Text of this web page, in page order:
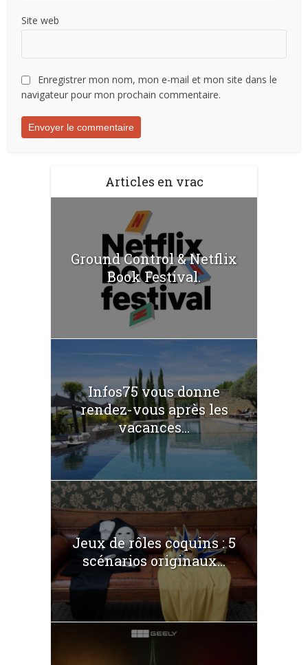
Site web
Enregistrer mon nom, mon e-mail et mon site dans le
navigateur pour mon prochain commentaire.
Articles en vrac
Ground Control & Netflix
Book Festival.
Infos75 vous donne
rendez-vous après les
vacances...
Jeux de rôles coquins : 5
scénarios originaux...